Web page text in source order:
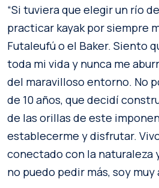
“Si tuviera que elegir un río
practicar kayak por siempre
Futaleufú o el Baker. Siento
toda mi vida y nunca me
del maravilloso entorno. No
de 10 años, que decidí
de las orillas de este
establecerme y disfrutar.
conectado con la naturaleza
no puedo pedir más, soy muy